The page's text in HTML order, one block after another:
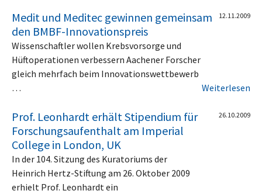
Medit und Meditec gewinnen gemeinsam
den BMBF-Innovationspreis
12.11.2009
Wissenschaftler wollen Krebsvorsorge und
Hüftoperationen verbessern Aachener Forscher
gleich mehrfach beim Innovationswettbewerb
…
Weiterlesen
Prof. Leonhardt erhält Stipendium für
Forschungsaufenthalt am Imperial
College in London, UK
26.10.2009
In der 104. Sitzung des Kuratoriums der
Heinrich Hertz-Stiftung am 26. Oktober 2009
erhielt Prof. Leonhardt ein